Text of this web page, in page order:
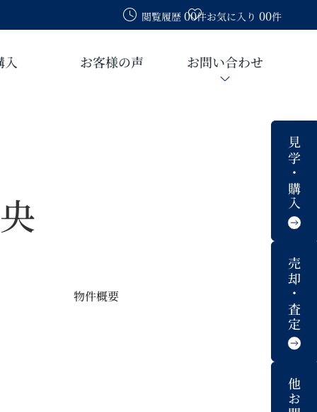
閲覧履歴 00件お気に入り 00件
入 お客様の声 お問い合わせ
物件概要
見学・購入
売却・査定